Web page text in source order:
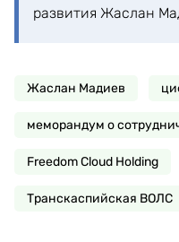
развития Жаслан
Жаслан Мадиев
меморандум о
Freedom Cloud Holding
Транскаспийская ВОЛС